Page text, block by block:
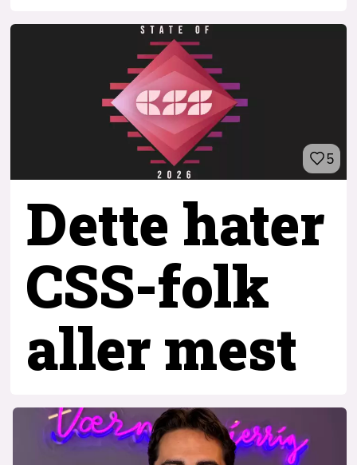
5
Dette hater
CSS-folk
aller mest